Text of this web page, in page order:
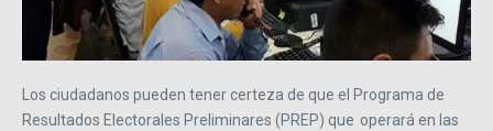
Los ciudadanos pueden tener certeza de que el Programa de
Resultados Electorales Preliminares (PREP) que operará en las